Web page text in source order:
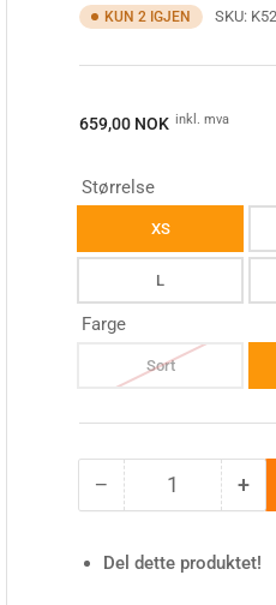
KUN 2 IGJEN SKU:
Ordinærpis
659,00 NOK inkl. mva
Størrelse
XS
L
Farge
Sort
− Minske
Petzl
Antall +Øk
Del dette produktet!